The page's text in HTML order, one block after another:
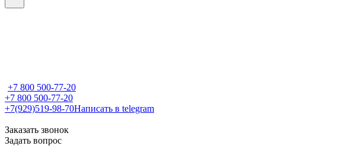
+7 800 500-77-20
+7 800 500-77-20
+7(929)519-98-70Написать в telegram
Заказать звонок
Задать вопрос